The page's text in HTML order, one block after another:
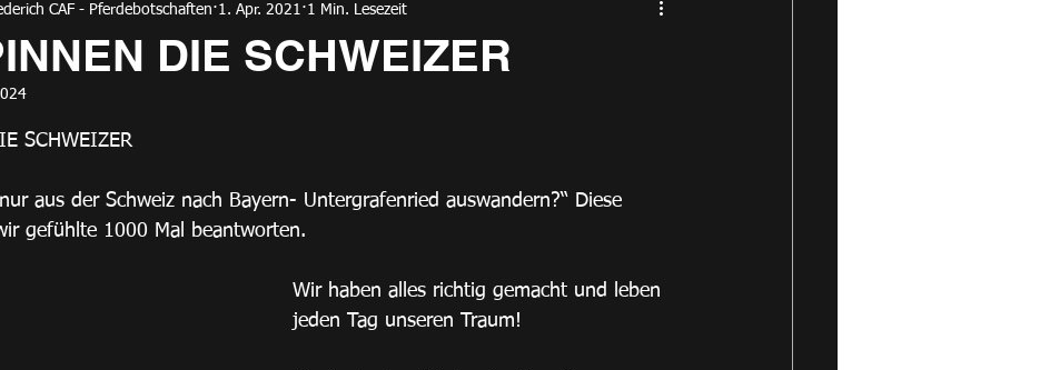
Coaching mit Pferden Natürlich Führen
DIE SCHWEIZER
CAF - Pferdebotschaften 1. Apr. 2021 1 Min. Lesezeit
Sternen bewertet.
SCHWEIZER
aus der Schweiz nach Bayern- Untergrafenried auswandern?“ Diese
gefühlte 1000 Mal beantworten.
Wir haben alles richtig gemacht und leben
jeden Tag unseren Traum!